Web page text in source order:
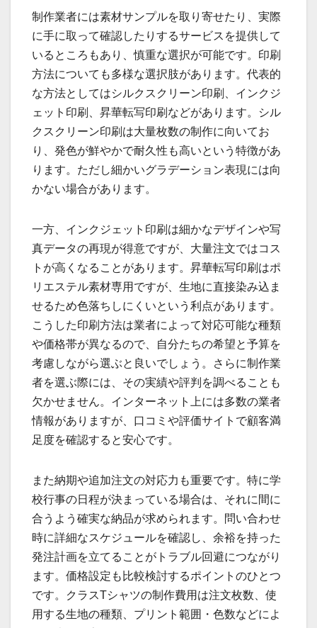
制作業者には素材サンプルを取り寄せたり、実際
に手に取って確認したりするサービスを提供して
いるところもあり、慎重な選択が可能です。印刷
方法についても多様な選択肢があります。代表的
な方法としてはシルクスクリーン印刷、インクジ
ェット印刷、昇華転写印刷などがあります。シル
クスクリーン印刷は大量枚数の制作に向いてお
り、発色が鮮やかで耐久性も高いという特徴があ
ります。ただし細かいグラデーション表現には向
かない場合があります。
一方、インクジェット印刷は細かなデザインや写
真データの再現が得意ですが、大量注文ではコス
トが高くなることがあります。昇華転写印刷はポ
リエステル素材専用ですが、生地に直接染み込ま
せるため色落ちしにくいという利点があります。
こうした印刷方法は業者によって対応可能な種類
や価格帯が異なるので、自分たちの希望と予算を
考慮しながら選ぶと良いでしょう。さらに制作業
者を選ぶ際には、その実績や評判を調べることも
欠かせません。インターネット上には多数の業者
情報がありますが、口コミや評価サイトで顧客満
足度を確認すると安心です。
また納期や追加注文の対応力も重要です。特に学
校行事の日程が決まっている場合は、それに間に
合うよう確実な納品が求められます。問い合わせ
時に詳細なスケジュールを確認し、余裕を持った
発注計画を立てることがトラブル回避につながり
ます。価格設定も比較検討するポイントのひとつ
です。クラスTシャツの制作費用は注文枚数、使
用する生地の種類、プリント範囲・色数などによ